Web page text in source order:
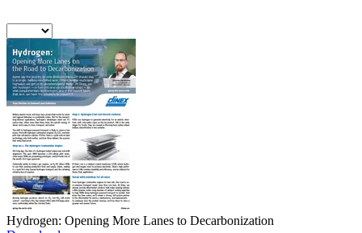
Hydrogen: Opening More Lanes to Decarbonization